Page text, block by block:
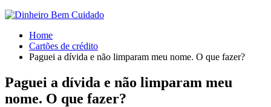
Home
Cartões de crédito
Paguei a dívida e não limparam meu nome. O que fazer?
Paguei a dívida e não limparam meu
nome. O que fazer?